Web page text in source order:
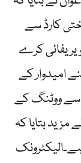
کارڈ سے
ویریفائی کرے
امیدوار کے
سے ووٹنگ کے
مزید بتایا کہ